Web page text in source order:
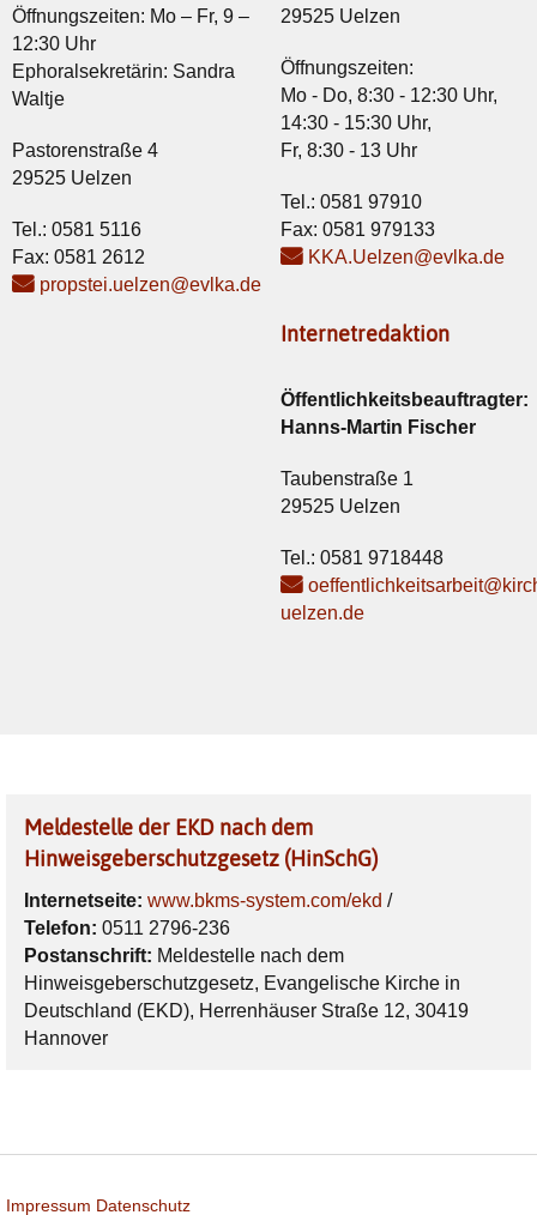
Öffnungszeiten: Mo – Fr, 9 –
12:30 Uhr
Ephoralsekretärin: Sandra
Waltje
Pastorenstraße 4
29525 Uelzen
Tel.: 0581 5116
Fax: 0581 2612
propstei.uelzen@evlka.de
29525 Uelzen
Öffnungszeiten:
Mo - Do, 8:30 - 12:30 Uhr,
14:30 - 15:30 Uhr,
Fr, 8:30 - 13 Uhr
Tel.: 0581 97910
Fax: 0581 979133
KKA.Uelzen@evlka.de
Internetredaktion
Öffentlichkeitsbeauftragter:
Hanns-Martin Fischer
Taubenstraße 1
29525 Uelzen
Tel.: 0581 9718448
uelzen.de
Meldestelle der EKD nach dem
Hinweisgeberschutzgesetz (HinSchG)
Internetseite: www.bkms-system.com/ekd /
Telefon: 0511 2796-236
Postanschrift: Meldestelle nach dem
Hinweisgeberschutzgesetz, Evangelische Kirche in
Deutschland (EKD), Herrenhäuser Straße 12, 30419
Hannover
Impressum Datenschutz